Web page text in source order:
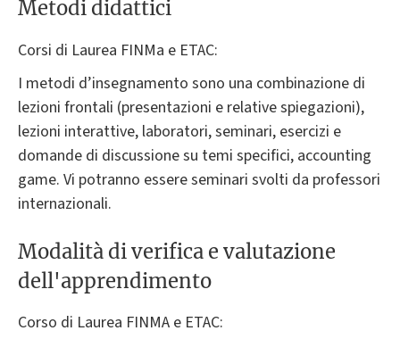
Metodi didattici
Corsi di Laurea FINMa e ETAC:
I metodi d’insegnamento sono una combinazione di
lezioni frontali (presentazioni e relative spiegazioni),
lezioni interattive, laboratori, seminari, esercizi e
domande di discussione su temi specifici, accounting
game. Vi potranno essere seminari svolti da professori
internazionali.
Modalità di verifica e valutazione
dell'apprendimento
Corso di Laurea FINMA e ETAC: